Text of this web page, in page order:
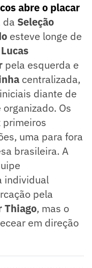
abre o placar
da Seleção
esteve longe de
Lucas
pela esquerda e
centralizada,
diante de
Os
primeiros
uma para fora
brasileira. A
individual
pela
Thiago, mas o
em direção